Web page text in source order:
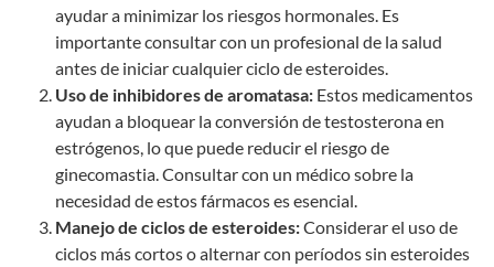
ayudar a minimizar los riesgos hormonales. Es
importante consultar con un profesional de la salud
antes de iniciar cualquier ciclo de esteroides.
Uso de inhibidores de aromatasa: Estos medicamentos
ayudan a bloquear la conversión de testosterona en
estrógenos, lo que puede reducir el riesgo de
ginecomastia. Consultar con un médico sobre la
necesidad de estos fármacos es esencial.
Manejo de ciclos de esteroides:Considerar el uso de
ciclos más cortos o alternar con períodos sin esteroides